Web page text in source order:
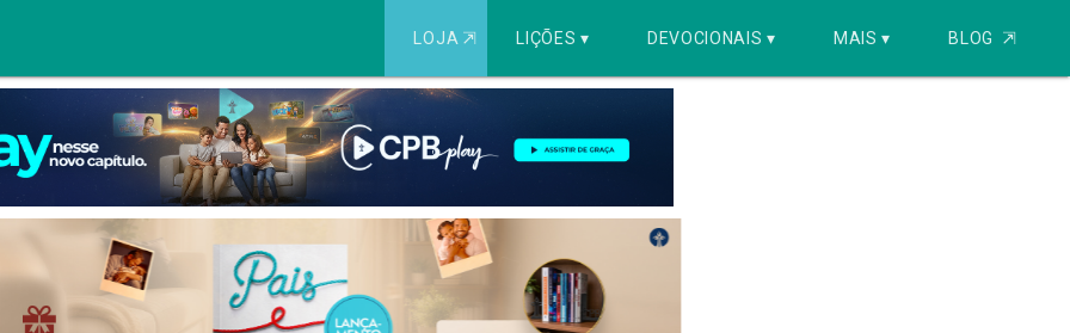
LOJA ⇱ LIÇÕES ▾ DEVOCIONAIS ▾ MAIS ▾ BLOG ⇱